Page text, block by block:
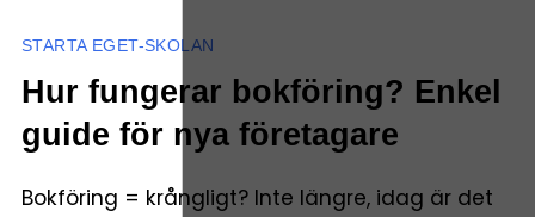
STARTA EGET-SKOLAN
Hur fungerar bokföring? Enkel
guide för nya företagare
Bokföring = krångligt? Inte längre, idag är det